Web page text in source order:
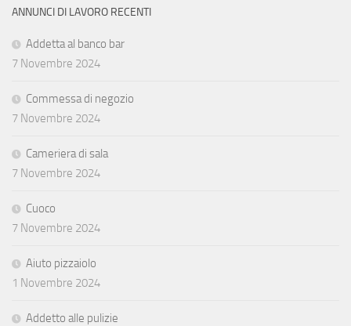
ANNUNCI DI LAVORO RECENTI
Addetta al banco bar
7 Novembre 2024
Commessa di negozio
7 Novembre 2024
Cameriera di sala
7 Novembre 2024
Cuoco
7 Novembre 2024
Aiuto pizzaiolo
1 Novembre 2024
Addetto alle pulizie